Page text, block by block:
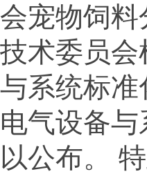
会宠物饲
技术委员
与系统标
电气设备
以公布。 特